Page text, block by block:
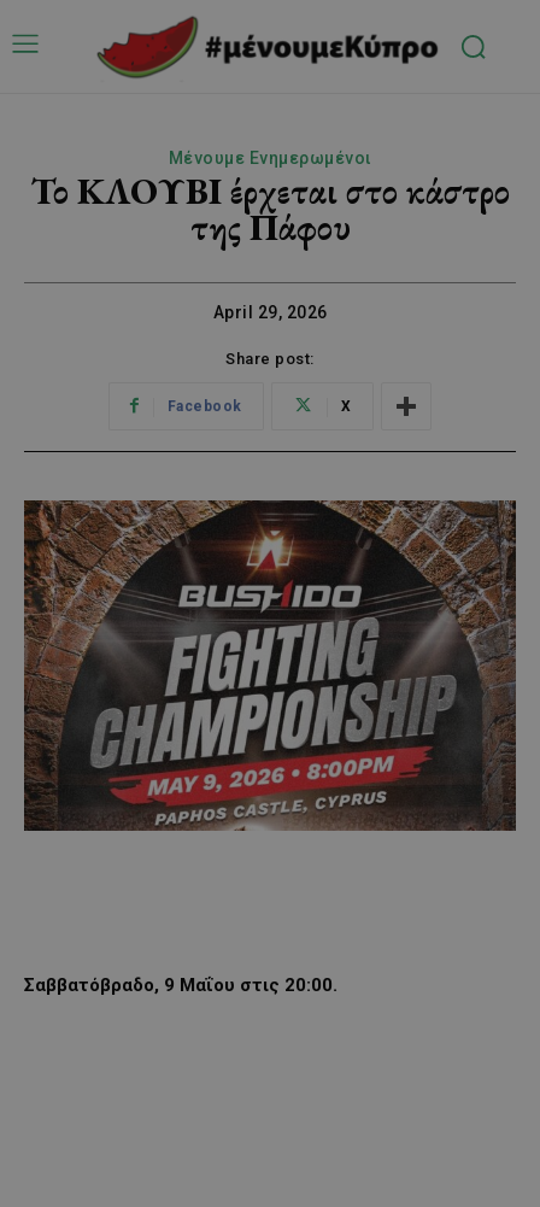
Μένουμε Ενημερωμένοι
Το ΚΛΟΥΒΙ έρχεται στο κάστρο
της Πάφου
April 29, 2026
Share post:
Facebook X
Σαββατόβραδο, 9 Μαΐου στις 20:00.